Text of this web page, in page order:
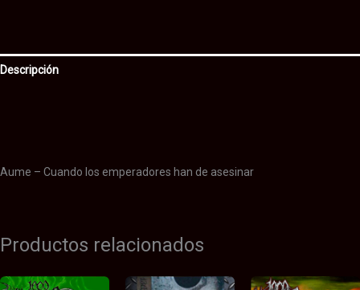
Descripción
Aume – Cuando los emperadores han de asesinar
Productos relacionados